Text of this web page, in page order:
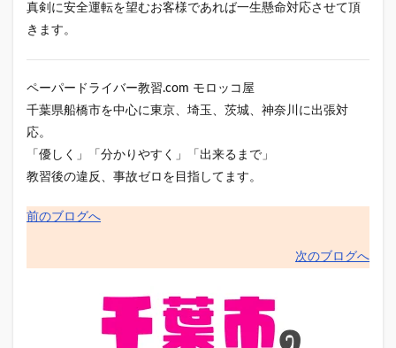
真剣に安全運転を望むお客様であれば一生懸命対応させて頂
きます。
ペーパードライバー教習.com モロッコ屋
千葉県船橋市を中心に東京、埼玉、茨城、神奈川に出張対
応。
「優しく」「分かりやすく」「出来るまで」
教習後の違反、事故ゼロを目指してます。
前のブログへ
次のブログへ